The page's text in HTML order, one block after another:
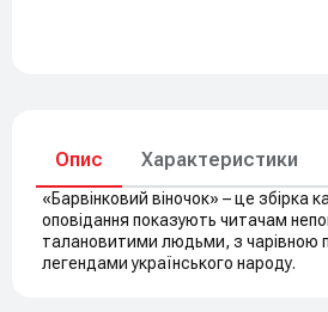
Опис Характеристики
«Барвінковий віночок» – це збірка
оповідання показують читачам
талановитими людьми, з чарівною
легендами українського народу.